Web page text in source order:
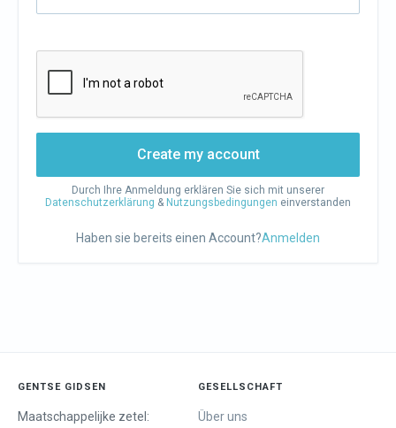
Create my account
Durch Ihre Anmeldung erklären Sie sich mit unserer
Datenschutzerklärung & Nutzungsbedingungen einverstanden
Haben sie bereits einen Account?Anmelden
GENTSE GIDSEN
Maatschappelijke zetel:
GESELLSCHAFT
Über uns